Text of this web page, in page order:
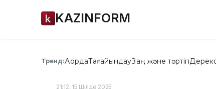
KAZINFORM
Тренд:АқордаТағайындауЗаң және тәртіп
21:12, 15 Шілде 2025